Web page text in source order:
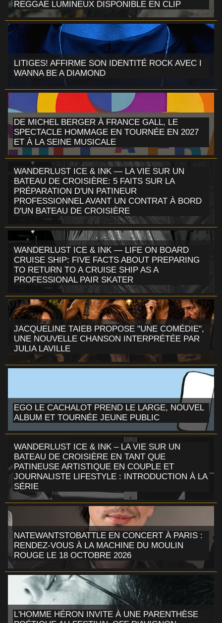
REGGAE LUMINEUX DISPONIBLE EN CLIP
LITIGES! AFFIRME SON IDENTITÉ ROCK AVEC I
WANNA BE A DIAMOND
DE MICHEL BERGER À FRANCE GALL, LE
SPECTACLE HOMMAGE EN TOURNÉE EN 2027
ET À LA SEINE MUSICALE
WANDERLUST ICE & INK — LA VIE SUR UN
BATEAU DE CROISIÈRE: 5 FAITS SUR LA
PRÉPARATION D'UN PATINEUR
PROFESSIONNEL AVANT UN CONTRAT À BORD
D'UN BATEAU DE CROISIÈRE
WANDERLUST ICE & INK — LIFE ON BOARD
CRUISE SHIP: FIVE FACTS ABOUT PREPARING
TO RETURN TO A CRUISE SHIP AS A
PROFESSIONAL PAIR SKATER
JACQUELINE TAIEB PROPOSE "UNE COMÉDIE",
UNE NOUVELLE CHANSON INTERPRÉTÉE PAR
JULIA LAVILLE
EGO LE CACHALOT PREND LE LARGE, NOUVEL
ALBUM ET TOURNÉE JEUNE PUBLIC
WANDERLUST ICE & INK – LA VIE SUR UN
BATEAU DE CROISIÈRE EN TANT QUE
PATINEUSE ARTISTIQUE EN COUPLE ET
JOURNALISTE LIFESTYLE : INTRODUCTION À LA
SÉRIE
NATEWANTSTOBATTLE EN CONCERT À PARIS :
RENDEZ-VOUS À LA MACHINE DU MOULIN
ROUGE LE 18 OCTOBRE 2026
L'HOMME HÉRON INVITE À UNE PARENTHÈSE